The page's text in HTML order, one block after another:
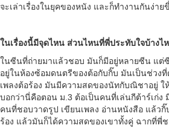
จะเล่าเรื่องในยุคของหนัง และก็ทำงานกันง่าย
ในเรื่องนี้มีจุดไหน ส่วนไหนที่พี่ประทับใจบ้างไ
ในซีนที่ถ่ายมาแล้วชอบ มันก็มีอยู่หลายซีน แต่
อยู่ในห้องซ้อมดนตรีของต้อกับกิ๊บ มันเป็นช่วง
เพลงต้อร้อง มันมีความสดของนัทกับณิชาอยู่ ใ
บอกว่านี่คือตอน ม.3 ต้อเป็นคนที่เล่นกีต้าร์เก่ง
คนที่ชอบวาดรูป เขียนเพลง อ่านหนังสือ แล้วกิ๊
ร้อง แล้วมันก็ได้ความสดของเขาทั้งคู่ ฉากที่